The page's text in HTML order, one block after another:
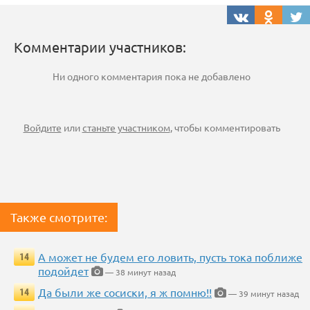
Комментарии участников:
Ни одного комментария пока не добавлено
Войдите илистаньте участником, чтобы комментировать
Также смотрите:
14
А может не будем его ловить, пусть тока поближе
подойдет
— 38 минут назад
14
Да были же сосиски, я ж помню!!
— 39 минут назад